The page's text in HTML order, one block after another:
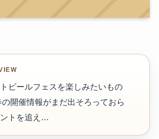
ビールフェスを楽しみたいもの
開催情報がまだ出そろっておら
トを追え…